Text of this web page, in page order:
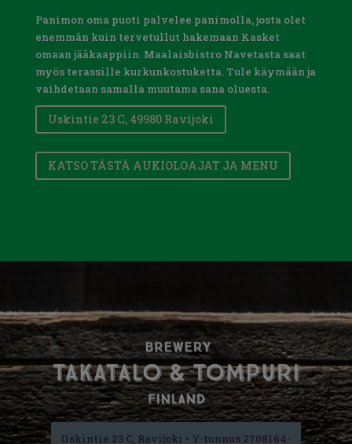
Panimon oma puoti palvelee panimolla, josta olet
enemmän kuin tervetullut hakemaan Kasket
omaan jääkaappiin. Maalaisbistro Navetasta saat
myös terassille kurkunkostuketta. Tule käymään ja
vaihdetaan samalla muutama sana oluesta.
Uskintie 23 C, 49980 Ravijoki
KATSO TÄSTÄ AUKIOLOAJAT JA MENU
Uskintie 23 C, Ravijoki • Y-tunnus 2708164-